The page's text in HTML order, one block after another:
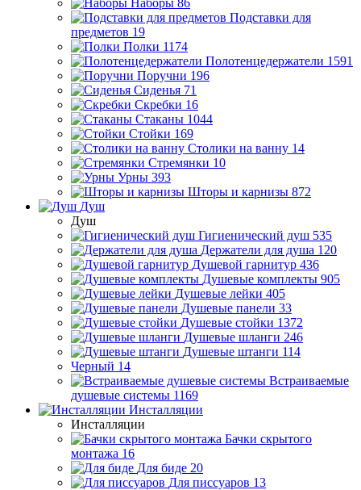
Наборы 86
Подставки для
предметов 19
Полки 1174
Полотенцедержатели 1591
Поручни 196
Сиденья 71
Скребки 16
Стаканы 1044
Стойки 169
Столики на ванну 14
Стремянки 10
Урны 393
Шторы и карнизы 872
Душ
Душ
Гигиенический душ 535
Держатели для душа 120
Душевой гарнитур 436
Душевые комплекты 905
Душевые лейки 405
Душевые панели 33
Душевые стойки 1372
Душевые шланги 246
Душевые штанги 114
Черный 14
Встраиваемые
душевые системы 1169
Инсталляции
Инсталляции
Бачки скрытого
монтажа 16
Для биде 20
Для писсуаров 13